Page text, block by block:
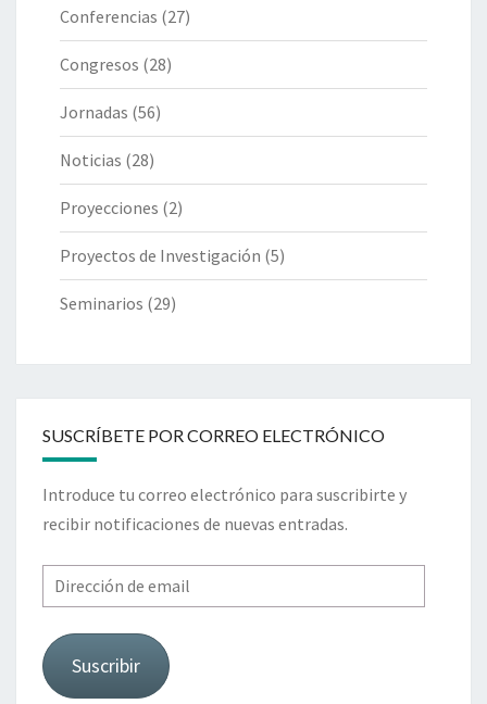
Conferencias (27)
Congresos (28)
Jornadas (56)
Noticias (28)
Proyecciones (2)
Proyectos de Investigación (5)
Seminarios (29)
SUSCRÍBETE POR CORREO ELECTRÓNICO
Introduce tu correo electrónico para suscribirte y
recibir notificaciones de nuevas entradas.
Dirección
de
email
Suscribir